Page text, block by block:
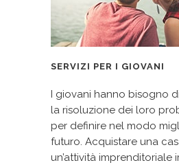
SERVIZI PER I GIOVANI
I giovani hanno bisogno
la risoluzione dei loro
per definire nel modo
futuro. Acquistare una
un’attività imprenditoriale